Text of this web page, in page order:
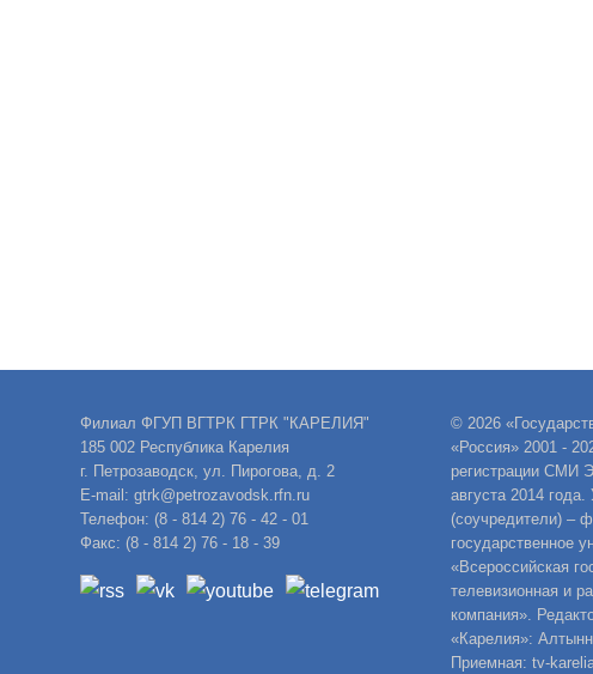
Филиал ФГУП ВГТРК ГТРК "КАРЕЛИЯ"
185 002 Республика Карелия
г. Петрозаводск, ул. Пирогова, д. 2
E-mail: gtrk@petrozavodsk.rfn.ru
Телефон: (8 - 814 2) 76 - 42 - 01
Факс: (8 - 814 2) 76 - 18 - 39
© 2026
«Россия» 2001 -
регистрации СМИ
августа 2014 года.
(соучредители) –
государственное
«Всероссийская
телевизионная и
компания».
«Карелия»:
Приемная: tv-